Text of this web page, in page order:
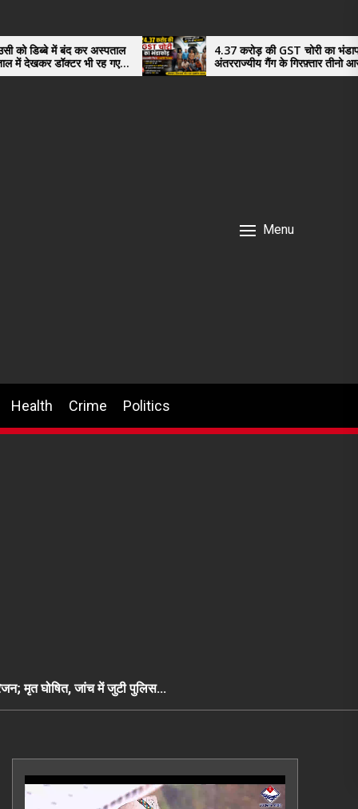
अस्पताल
रह गए
4.37 करोड़ की GST चोरी का भंडाफोड़,
अंतरराज्यीय गैंग के गिरफ़्तार तीनो आरोपी ऊधमसिंह
नगर के, साइबर ठगी छोड़ अपनाया नया तरी
Menu
Health Crime Politics
मृत घोषित, जांच में जुटी पुलिस…